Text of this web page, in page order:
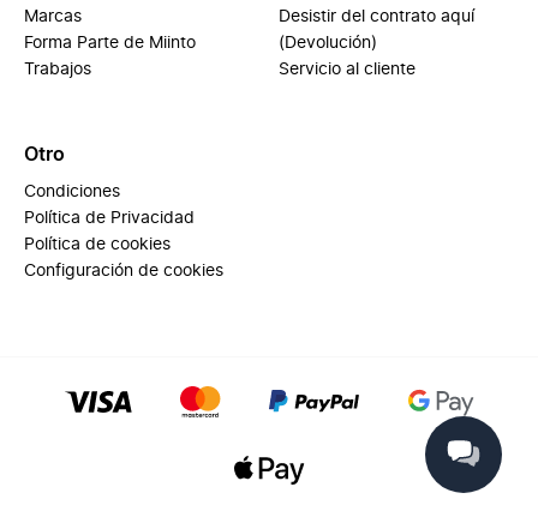
Marcas
Forma Parte de Miinto
Trabajos
Desistir del contrato aquí
(Devolución)
Servicio al cliente
Otro
Condiciones
Política de Privacidad
Política de cookies
Configuración de cookies